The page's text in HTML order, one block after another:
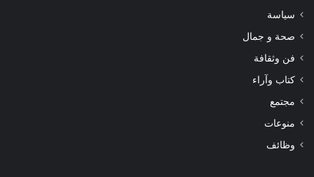
سياسة
صحة و جمال
فن وثقافة
كتاب وآراء
مجتمع
منوعات
وظائف